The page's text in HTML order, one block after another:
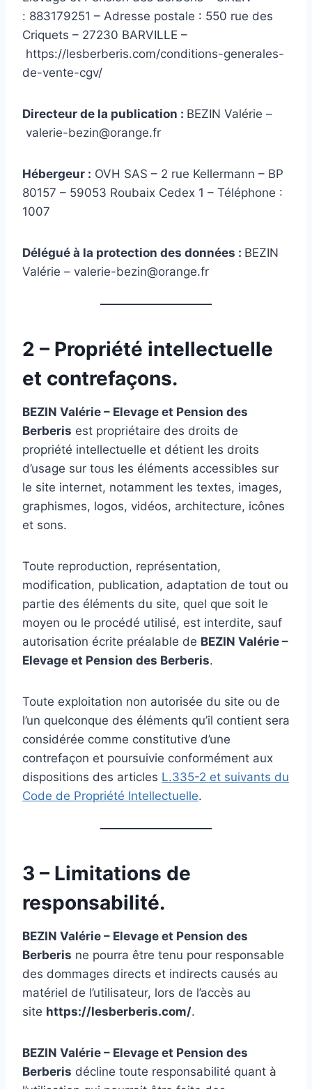
: 883179251 – Adresse postale : 550 rue des
Criquets – 27230 BARVILLE –
https://lesberberis.com/conditions-generales-
de-vente-cgv/
Directeur de la publication : BEZIN Valérie –
valerie-bezin@orange.fr
Hébergeur : OVH SAS – 2 rue Kellermann – BP
80157 – 59053 Roubaix Cedex 1 – Téléphone :
1007
Délégué à la protection des données : BEZIN
Valérie – valerie-bezin@orange.fr
2 – Propriété intellectuelle
et contrefaçons.
BEZIN Valérie – Elevage et Pension des
Berberis est propriétaire des droits de
propriété intellectuelle et détient les droits
d’usage sur tous les éléments accessibles sur
le site internet, notamment les textes, images,
graphismes, logos, vidéos, architecture, icônes
et sons.
Toute reproduction, représentation,
modification, publication, adaptation de tout ou
partie des éléments du site, quel que soit le
moyen ou le procédé utilisé, est interdite, sauf
autorisation écrite préalable de BEZIN Valérie –
Elevage et Pension des Berberis.
Toute exploitation non autorisée du site ou de
l’un quelconque des éléments qu’il contient sera
considérée comme constitutive d’une
contrefaçon et poursuivie conformément aux
dispositions des articles L.335-2 et suivants du
Code de Propriété Intellectuelle.
3 – Limitations de
responsabilité.
BEZIN Valérie – Elevage et Pension des
Berberis ne pourra être tenu pour responsable
des dommages directs et indirects causés au
matériel de l’utilisateur, lors de l’accès au
site https://lesberberis.com/.
BEZIN Valérie – Elevage et Pension des
Berberis décline toute responsabilité quant à